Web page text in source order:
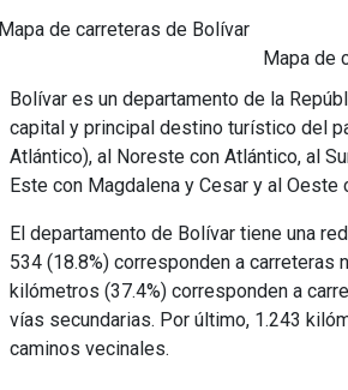
Mapa de carreteras de Bolívar
Mapa de
Bolívar es un departamento de la
capital y principal destino turístico del
Atlántico), al Noreste con Atlántico, al
Este con Magdalena y Cesar y al Oeste
El departamento de Bolívar tiene una
534 (18.8%) corresponden a carreteras
kilómetros (37.4%) corresponden a
vías secundarias. Por último, 1.243
caminos vecinales.